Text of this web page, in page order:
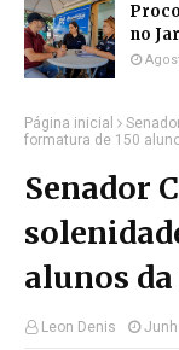
no
Página inicial
formatura de 150
Senador
alunos da
Leon Denis